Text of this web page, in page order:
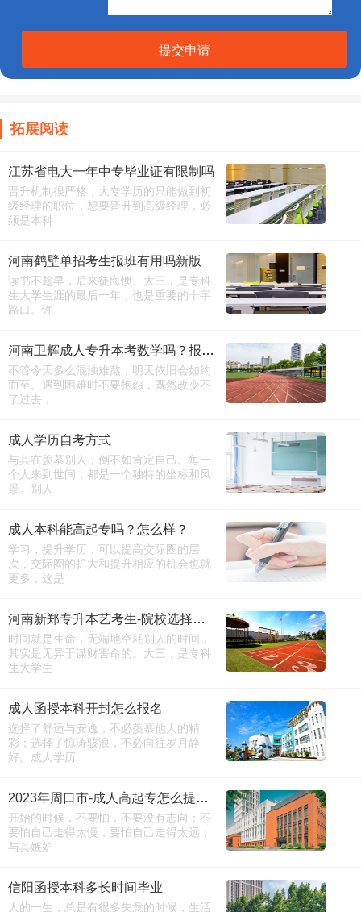
提交申请
拓展阅读
江苏省电大一年中专毕业证有限制吗
晋升机制很严格，大专学历的只能做到初
级经理的职位，想要晋升到高级经理，必
须是本科
河南鹤壁单招考生报班有用吗新版
读书不趁早，后来徒悔懊。大三，是专科
生大学生涯的最后一年，也是重要的十字
路口。许
河南卫辉成人专升本考数学吗？报名电话
不管今天多么混浊难熬，明天依旧会如约
而至。遇到困难时不要抱怨，既然改变不
了过去，
成人学历自考方式
与其在羡慕别人，倒不如肯定自己。每一
个人来到世间，都是一个独特的坐标和风
景。别人
成人本科能高起专吗？怎么样？
学习，提升学历，可以提高交际圈的层
次，交际圈的扩大和提升相应的机会也就
更多，这是
河南新郑专升本艺考生-院校选择新版
时间就是生命，无端地空耗别人的时间，
其实是无异于谋财害命的。大三，是专科
生大学生
成人函授本科开封怎么报名
选择了舒适与安逸，不必羡慕他人的精
彩；选择了惊涛骇浪，不必向往岁月静
好。成人学历
2023年周口市-成人高起专怎么提升-学考网
开始的时候，不要怕，不要没有志向；不
要怕自己走得太慢，要怕自己走得太远；
与其嫉妒
信阳函授本科多长时间毕业
人的一生，总是有很多失意的时候，生活